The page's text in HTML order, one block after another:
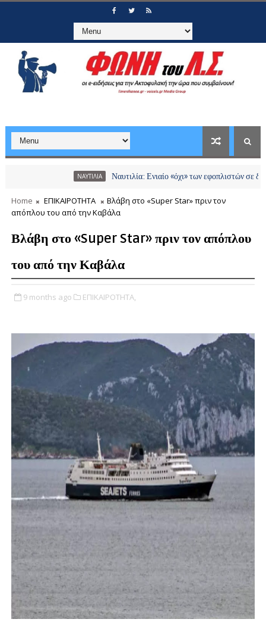
Ναυτιλία: Ενιαίο «όχι» των εφοπλιστών σε διόδια
Home ΕΠΙΚΑΙΡΟΤΗΤΑ
Βλάβη στο «Super Star» πριν τον
απόπλου του από την Καβάλα
Βλάβη στο «Super Star» πριν τον απόπλου
του από την Καβάλα
9 months ago ΕΠΙΚΑΙΡΟΤΗΤΑ,